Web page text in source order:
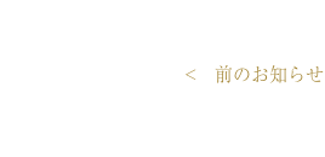
< 前のお知らせ